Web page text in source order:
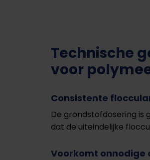
Technische
voor
Consistente
De grondstofdosering
dat de uiteindelijke
Voorkomt onnodige